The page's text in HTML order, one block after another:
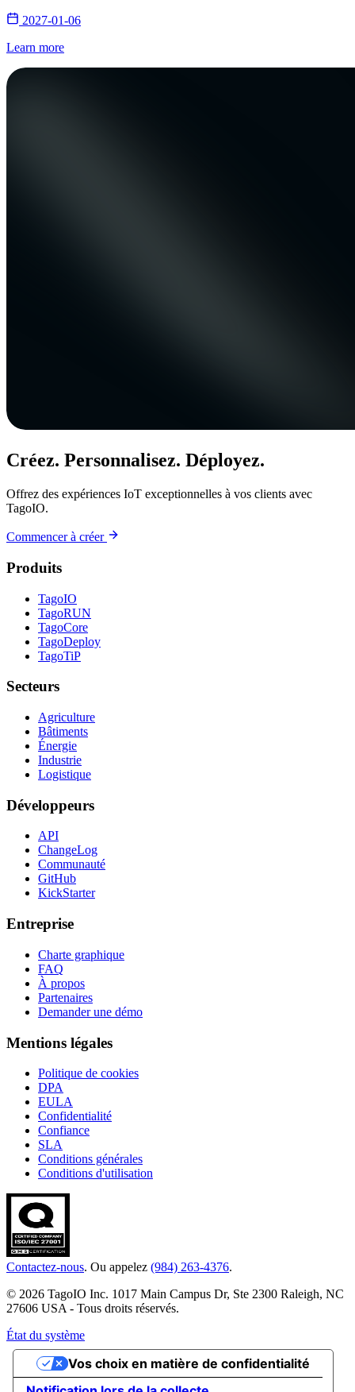
2027-01-06
Learn more
Créez. Personnalisez. Déployez.
Offrez des expériences IoT exceptionnelles à vos clients avec
TagoIO.
Commencer à créer
Produits
TagoIO
TagoRUN
TagoCore
TagoDeploy
TagoTiP
Secteurs
Agriculture
Bâtiments
Énergie
Industrie
Logistique
Développeurs
API
ChangeLog
Communauté
GitHub
KickStarter
Entreprise
Charte graphique
FAQ
À propos
Partenaires
Demander une démo
Mentions légales
Politique de cookies
DPA
EULA
Confidentialité
Confiance
SLA
Conditions générales
Conditions d'utilisation
Contactez-nous. Ou appelez (984) 263-4376.
© 2026 TagoIO Inc. 1017 Main Campus Dr, Ste 2300 Raleigh, NC
27606 USA - Tous droits réservés.
État du système
Vos choix en matière de confidentialité